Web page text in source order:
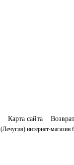
Карта сайта Возврат
(Лечугия) интернет-